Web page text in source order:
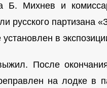
Б. Михнев и
русского
установлен в
После
на лодке в